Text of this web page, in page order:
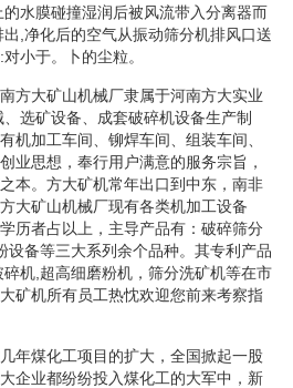
水膜碰撞湿润后被风流带入分离器而
,净化后的空气从振动筛分机排风口送
小于。卜的尘粒。
方大矿山机械厂隶属于河南方大实业
选矿设备、成套破碎机设备生产制
机加工车间、铆焊车间、组装车间、
业思想，奉行用户满意的服务宗旨，
本。方大矿机常年出口到中东，南非
大矿山机械厂现有各类机加工设备
历者占以上，主导产品有：破碎筛分
设备等三大系列余个品种。其专利产品
机,超高细磨粉机，筛分洗矿机等在市
矿机所有员工热忱欢迎您前来考察指
年煤化工项目的扩大，全国掀起一股
企业都纷纷投入煤化工的大军中，新